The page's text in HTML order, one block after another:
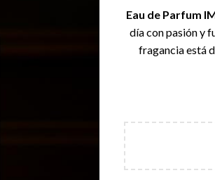
Eau de Parfum
día con pasión y
fragancia está